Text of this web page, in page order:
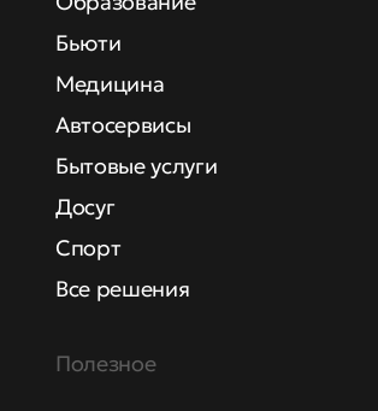
Бьюти
Медицина
Автосервисы
Бытовые услуги
Досуг
Спорт
Все решения
Полезное